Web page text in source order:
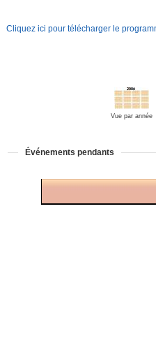
Cliquez ici pour télécharger le
Vue par année
Événements pendants